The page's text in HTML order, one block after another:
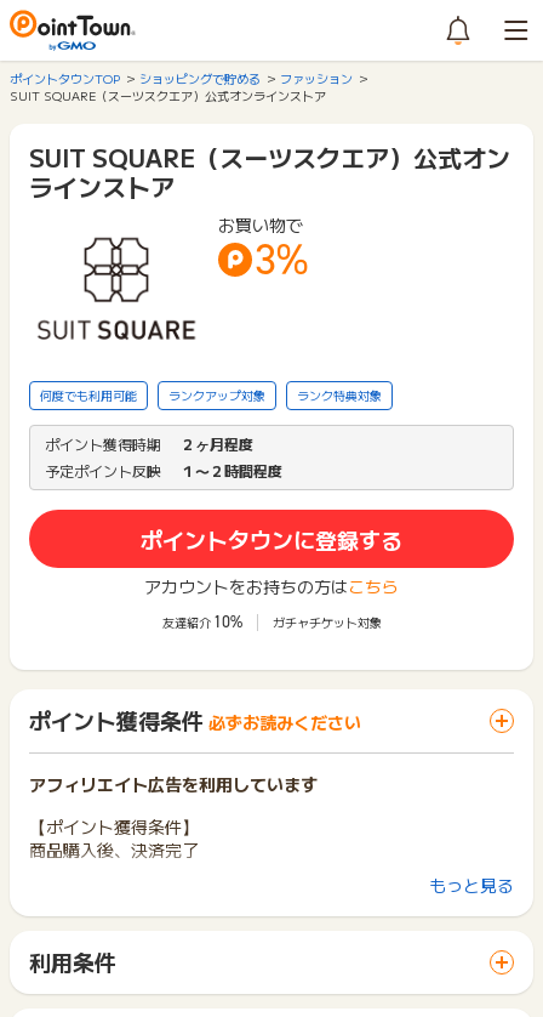
ポイントタウンTOP ショッピングで貯める
ファッション
SUIT SQUARE（スーツスクエア）公式オンラインストア
SUIT SQUARE（スーツスクエア）公式オン
ラインストア
お買い物で
3%
何度でも利用可能 ランクアップ対象 ランク特典対象
ポイント獲得時期
２ヶ月程度
予定ポイント反映
１〜２時間程度
ポイントタウンに登録する
アカウントをお持ちの方はこちら
友達紹介 10% ガチャチケット対象
ポイント獲得条件 必ずお読みください
アフィリエイト広告を利用しています
【ポイント獲得条件】
商品購入後、決済完了
※虚偽･架空の申込
※商品購入後、キャンセルされた場合
※商品購入後、30日以内に入金の確認が取れない場合
もっと見る
利用条件